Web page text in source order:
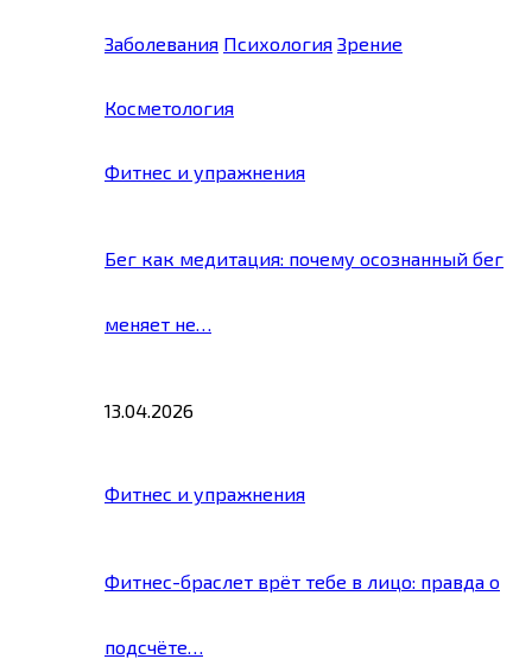
Заболевания Психология Зрение
Косметология
Фитнес и упражнения
Бег как медитация: почему осознанный бег
меняет не…
13.04.2026
Фитнес и упражнения
Фитнес-браслет врёт тебе в лицо: правда о
подсчёте…